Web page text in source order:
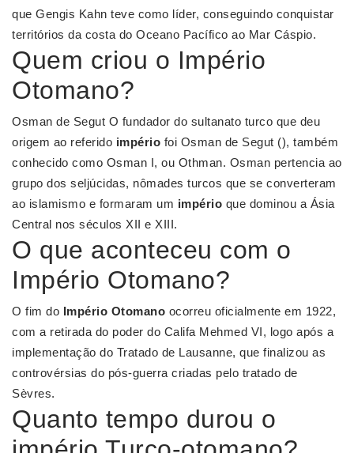
que Gengis Kahn teve como líder, conseguindo conquistar
territórios da costa do Oceano Pacífico ao Mar Cáspio.
Quem criou o Império
Otomano?
Osman de Segut O fundador do sultanato turco que deu
origem ao referido império foi Osman de Segut (), também
conhecido como Osman I, ou Othman. Osman pertencia ao
grupo dos seljúcidas, nômades turcos que se converteram
ao islamismo e formaram um império que dominou a Ásia
Central nos séculos XII e XIII.
O que aconteceu com o
Império Otomano?
O fim do Império Otomano ocorreu oficialmente em 1922,
com a retirada do poder do Califa Mehmed VI, logo após a
implementação do Tratado de Lausanne, que finalizou as
controvérsias do pós-guerra criadas pelo tratado de
Sèvres.
Quanto tempo durou o